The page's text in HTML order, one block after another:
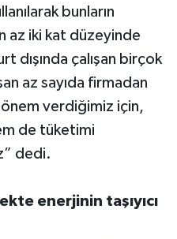
bunların
az iki kat düzeyinde
dışında çalışan birçok
az sayıda firmadan
verdiğimiz için,
de tüketimi
dedi.
enerjinin taşıyıcı